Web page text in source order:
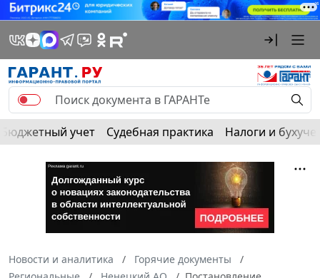
Бюджетный учет Судебная практика Налоги и
Новости и аналитика
Горячие документы